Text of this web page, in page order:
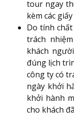
tour ngay
kèm các
Do tính
trách
khách
đúng lịch
công ty có
ngày khởi
khởi hành
cho khách